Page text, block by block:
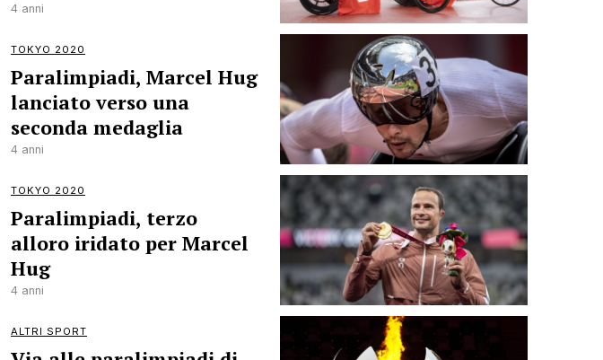
4 anni
TOKYO 2020
Paralimpiadi, Marcel Hug
lanciato verso una
seconda medaglia
4 anni
TOKYO 2020
Paralimpiadi, terzo
alloro iridato per Marcel
Hug
4 anni
ALTRI SPORT